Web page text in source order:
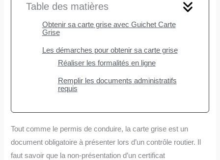
Table des matières
Obtenir sa carte grise avec Guichet Carte
Grise
Les démarches pour obtenir sa carte grise
Réaliser les formalités en ligne
Remplir les documents administratifs
requis
Tout comme le permis de conduire, la carte grise est un
document obligatoire à présenter lors d’un contrôle routier. Il
faut savoir que la non-présentation d’un certificat